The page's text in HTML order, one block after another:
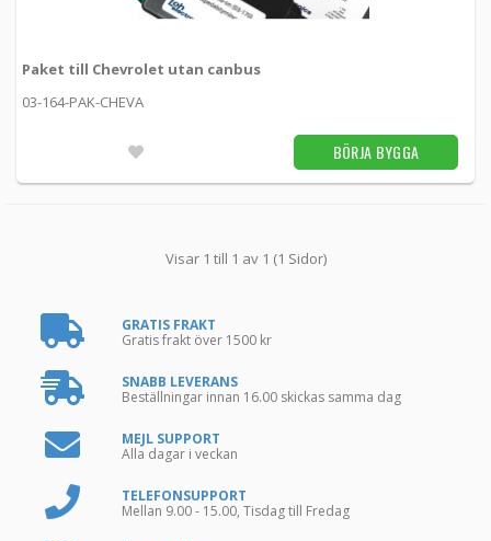
Paket till Chevrolet utan canbus
03-164-PAK-CHEVA
BÖRJA BYGGA
Visar 1 till 1 av 1 (1 Sidor)
GRATIS FRAKT
Gratis frakt över 1500 kr
SNABB LEVERANS
Beställningar innan 16.00 skickas samma dag
MEJL SUPPORT
Alla dagar i veckan
TELEFONSUPPORT
Mellan 9.00 - 15.00, Tisdag till Fredag